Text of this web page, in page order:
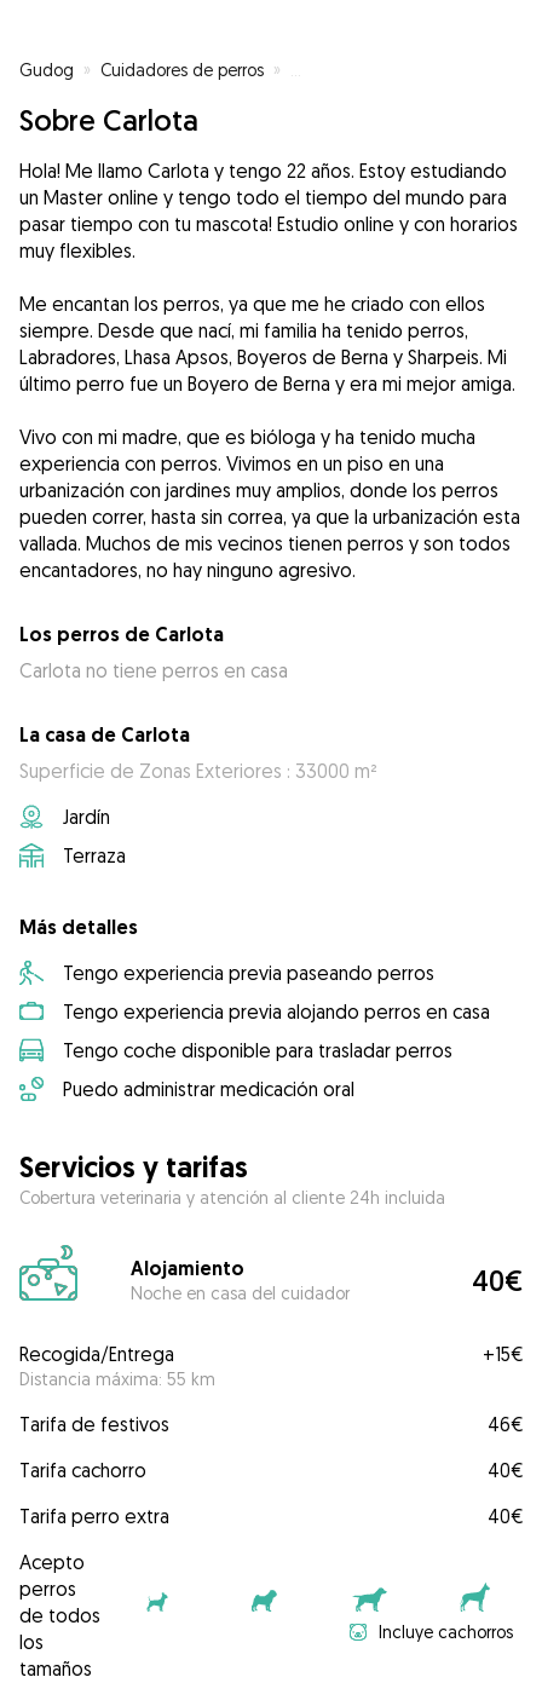
Gudog » Cuidadores de perros »
Sobre Carlota
Hola! Me llamo Carlota y tengo 22 años. Estoy estudiando
un Master online y tengo todo el tiempo del mundo para
pasar tiempo con tu mascota! Estudio online y con horarios
muy flexibles.
Me encantan los perros, ya que me he criado con ellos
siempre. Desde que nací, mi familia ha tenido perros,
Labradores, Lhasa Apsos, Boyeros de Berna y Sharpeis. Mi
último perro fue un Boyero de Berna y era mi mejor amiga.
Vivo con mi madre, que es bióloga y ha tenido mucha
experiencia con perros. Vivimos en un piso en una
urbanización con jardines muy amplios, donde los perros
pueden correr, hasta sin correa, ya que la urbanización esta
vallada. Muchos de mis vecinos tienen perros y son todos
encantadores, no hay ninguno agresivo.
Los perros de Carlota
Carlota no tiene perros en casa
La casa de Carlota
Superficie de Zonas Exteriores : 33000 m²
Jardín
Terraza
Más detalles
Tengo experiencia previa paseando perros
Tengo experiencia previa alojando perros en casa
Tengo coche disponible para trasladar perros
Puedo administrar medicación oral
Servicios y tarifas
Cobertura veterinaria y atención al cliente 24h incluida
Alojamiento
Noche en casa del cuidador 40€
Recogida/Entrega
Distancia máxima: 55 km
+15€
Tarifa de festivos
46€
Tarifa cachorro
40€
Tarifa perro extra
40€
Acepto
perros
de todos
los
tamaños
Incluye cachorros